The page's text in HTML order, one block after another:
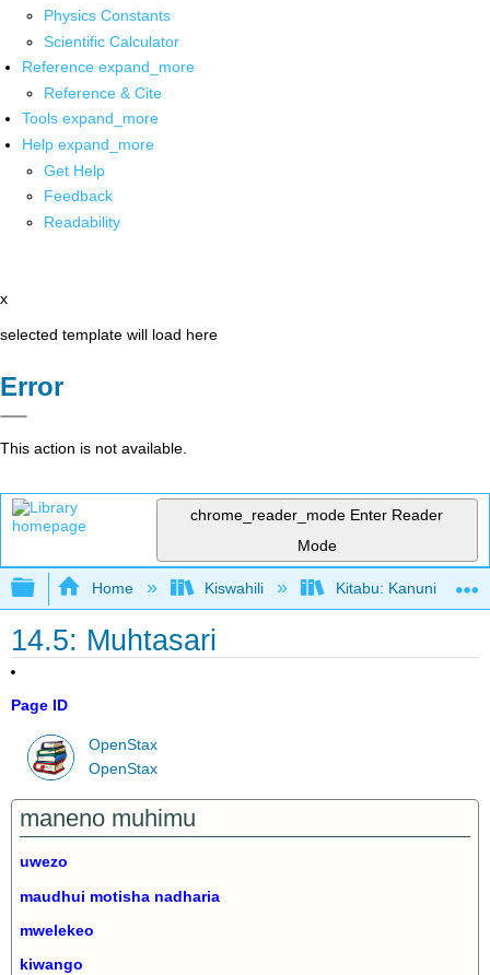
Physics Constants
Scientific Calculator
Reference expand_more
Reference & Cite
Tools expand_more
Help expand_more
Get Help
Feedback
Readability
x
selected template will load here
Error
This action is not available.
chrome_reader_mode Enter Reader
Mode
Expand/collapse global hierarchy
Home Kiswahili Kitabu: Kanuni za
14.5: Muhtasari
Page ID
OpenStax
OpenStax
maneno muhimu
uwezo
maudhui motisha nadharia
mwelekeo
kiwango